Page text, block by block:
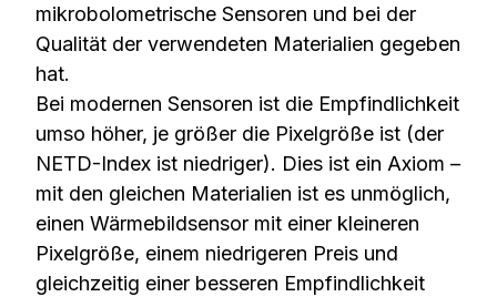
mikrobolometrische Sensoren und bei der
Qualität der verwendeten Materialien gegeben
hat.
Bei modernen Sensoren ist die Empfindlichkeit
umso höher, je größer die Pixelgröße ist (der
NETD-Index ist niedriger). Dies ist ein Axiom –
mit den gleichen Materialien ist es unmöglich,
einen Wärmebildsensor mit einer kleineren
Pixelgröße, einem niedrigeren Preis und
gleichzeitig einer besseren Empfindlichkeit